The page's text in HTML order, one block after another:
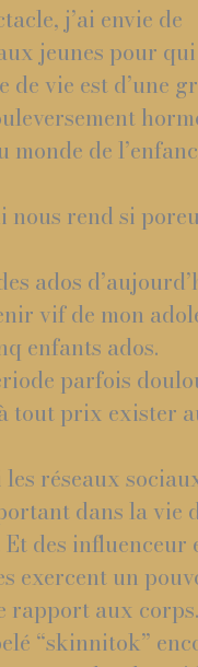
j’ai envie de
jeunes pour qui
de vie est d’une
de
nous rend si
ados
vif de mon
enfants ados.
parfois
tout prix exister
réseaux
dans la vie
Et des influenceur
exercent un
rapport aux
“skinnitok”